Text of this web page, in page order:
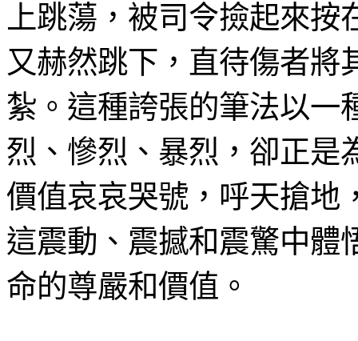
上跳蕩，被司令撿起來
又赫然跳下，直待傷者將
紮。這種誇張的筆法以一
烈、慘烈、暴烈，卻正是
價值哀哀哭號，呼天搶地
這震動、震撼和震驚中體
命的尊嚴和價值。